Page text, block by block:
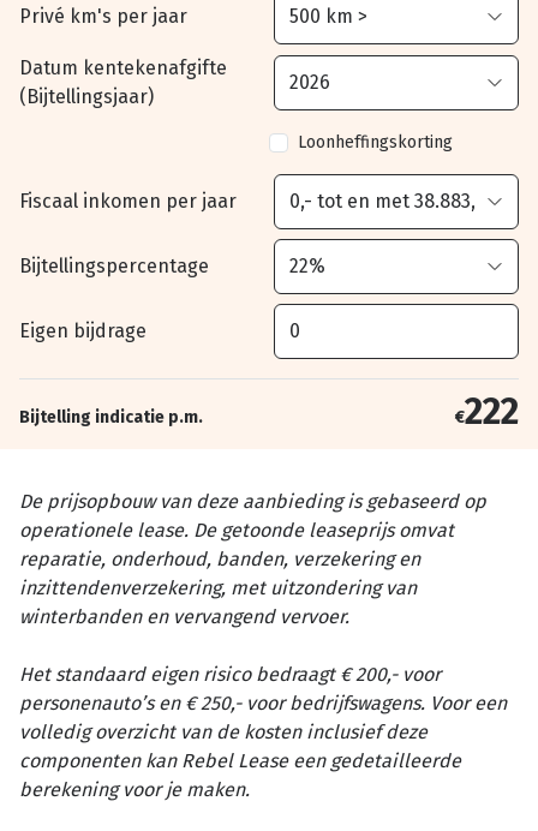
Privé km's per jaar
Datum kentekenafgifte
(Bijtellingsjaar)
Loonheffingskorting
Fiscaal inkomen per jaar
Bijtellingspercentage
Eigen bijdrage
Bijtelling indicatie p.m. €222
De prijsopbouw van deze aanbieding is gebaseerd op
operationele lease. De getoonde leaseprijs omvat
reparatie, onderhoud, banden, verzekering en
inzittendenverzekering, met uitzondering van
winterbanden en vervangend vervoer.
Het standaard eigen risico bedraagt € 200,- voor
personenauto’s en € 250,- voor bedrijfswagens. Voor een
volledig overzicht van de kosten inclusief deze
componenten kan Rebel Lease een gedetailleerde
berekening voor je maken.